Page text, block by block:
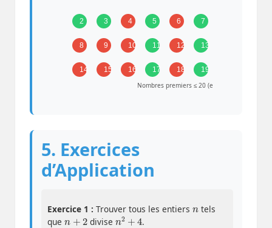
2 3 4 5 6 7
8 9 10 11 12 13
14 15 16 17 18
19
Nombres premiers ≤ 20 (en vert)
5. Exercices
d’Application
Exercice 1 : Trouver tous les entiers
tels
que
n+2
divise
n2 +4
.